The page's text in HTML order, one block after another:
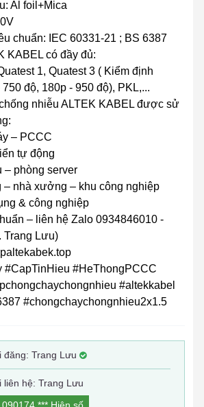
Al foil+Mica
chuẩn: IEC 60331-21 ; BS 6387
KABEL có đầy đủ:
1, Quatest 3 ( Kiểm định
độ, 180p - 950 độ), PKL,...
nhiễu ALTEK KABEL được sử
– PCCC
tự động
– phòng server
– nhà xưởng – khu công nghiệp
& công nghiệp
– liên hệ Zalo 0934846010 -
Trang Lưu)
#CapTinHieu #HeThongPCCC
#altekkabel
#chongchaychongnhieu2x1.5
đăng: Trang Lưu
liên hệ: Trang Lưu